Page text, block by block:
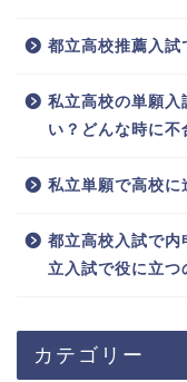
都立高校推薦入試
私立高校の単願入
い？どんな時に不
私立単願で高校に
都立高校入試で内
立入試で役に立つ
カテゴリー